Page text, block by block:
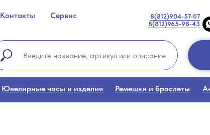
Контакты
Сервис
8(812)904-57-07
8(812)965-98-43
Ювелирные часы и изделия Ремешки и браслеты